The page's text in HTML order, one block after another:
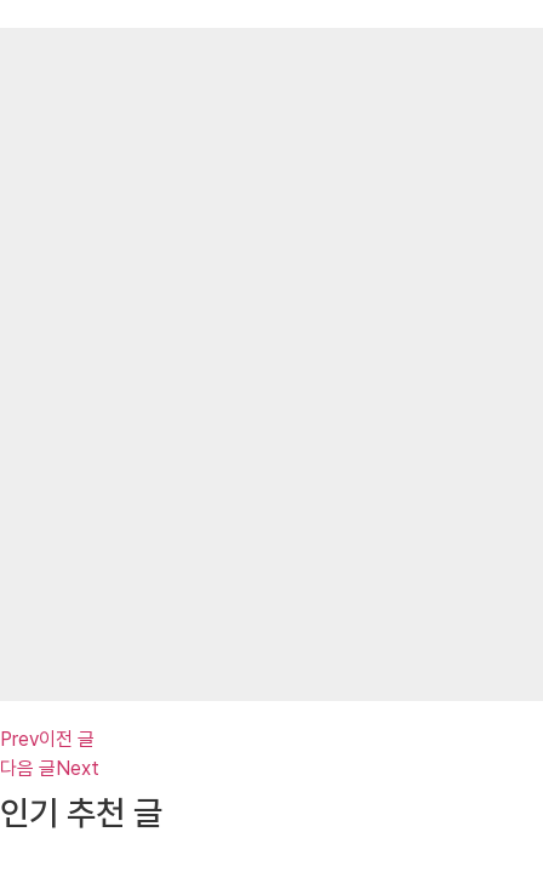
Prev이전 글
다음 글Next
인기 추천 글